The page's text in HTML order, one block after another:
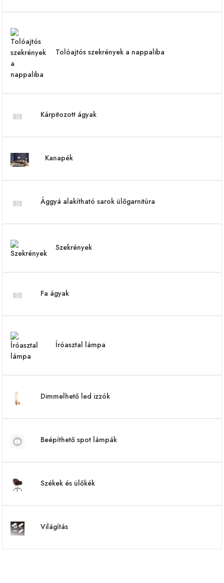
Tolóajtós szekrények a nappaliba
Kárpitozott ágyak
Kanapék
Ággyá alakítható sarok ülőgarnitúra
Szekrények
Fa ágyak
Íróasztal lámpa
Dimmelhető led izzók
Beépíthető spot lámpák
Székek és ülőkék
Világítás